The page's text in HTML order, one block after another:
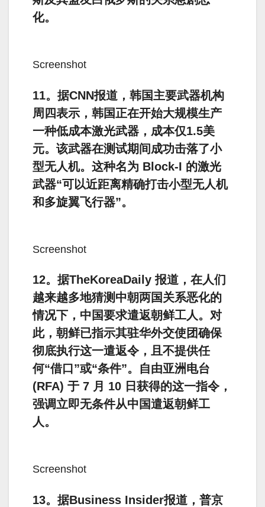
化。
Screenshot
11。据CNN报道，韩国主要武器机构
周四表示，韩国正在开始大规模生产
一种低成本激光武器，成本仅1.5美
元。该武器在测试期间成功击落了小
型无人机。这种名为 Block-I 的激光
武器“可以近距离精确打击小型无人机
和多旋翼飞行器”。
Screenshot
12。据TheKoreaDaily 报道，在人们
越来越多地猜测中朝两国关系恶化的
情况下，中国要求遣返朝鲜工人。对
此，朝鲜已指示其驻华外交使团确保
彻底执行这一遣返令，且不提供任
何“借口”或“条件”。自由亚洲电台
(RFA) 于 7 月 10 日获得的这一指令，
强调立即无条件从中国遣返朝鲜工
人。
Screenshot
13。据Business Insider报道，普京